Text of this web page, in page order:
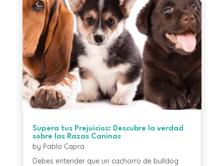
Supera tus Prejuicios: Descubre la verdad
sobre las Razas Caninas
by Pablo Capra
Debes entender que un cachorro de bulldog